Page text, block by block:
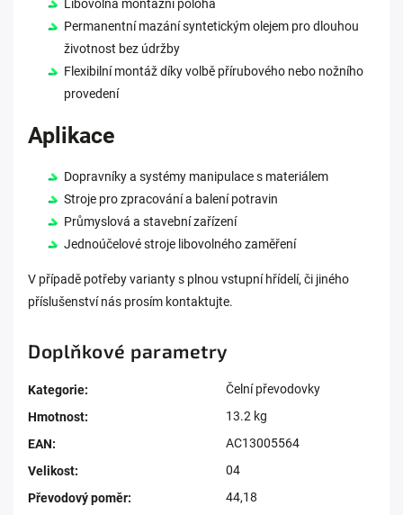
Libovolná montážní poloha
Permanentní mazání syntetickým olejem pro dlouhou
životnost bez údržby
Flexibilní montáž díky volbě přírubového nebo nožního
provedení
Aplikace
Dopravníky a systémy manipulace s materiálem
Stroje pro zpracování a balení potravin
Průmyslová a stavební zařízení
Jednoúčelové stroje libovolného zaměření
V případě potřeby varianty s plnou vstupní hřídelí, či jiného
příslušenství nás prosím kontaktujte.
Doplňkové parametry
Kategorie:
Čelní převodovky
Hmotnost:
13.2 kg
EAN:
AC13005564
Velikost:
04
Převodový poměr:
44,18